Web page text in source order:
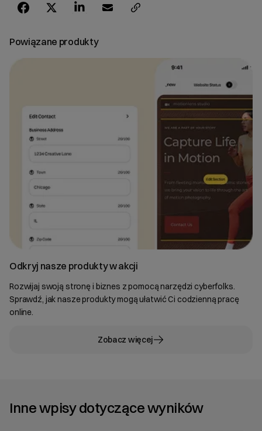
Powiązane produkty
Odkryj nasze produkty w akcji
Rozwijaj swoją stronę i biznes z pomocą narzędzi cyberfolks.
Sprawdź, jak nasze produkty mogą ułatwić Ci codzienną pracę
online.
Zobacz więcej
Inne wpisy dotyczące wyników